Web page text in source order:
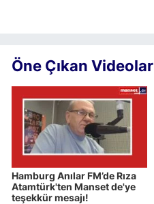
Öne Çıkan Videolar
Hamburg Anılar FM’de Rıza
Atamtürk'ten Manset de'ye
teşekkür mesajı!